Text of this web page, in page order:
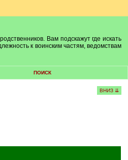
Вам подскажут где искать
к воинским частям, ведомствам
ПОИСК
ВНИЗ ⇊